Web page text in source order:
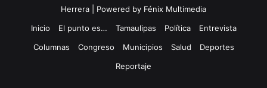
Herrera | Powered by Fénix Multimedia
Inicio
El punto es… Tamaulipas Política
Entrevista
Columnas
Congreso Municipios Salud
Deportes
Reportaje